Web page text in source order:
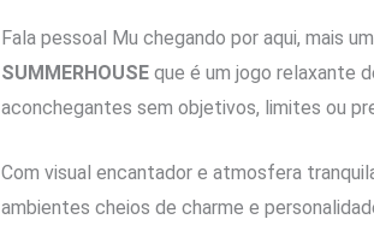
at
s
A
p
p
ce
b
o
o
k
e
gr
a
m
ail py
Li
n
k
ar
e
Fala pessoal Mu chegando por aqui, mais
SUMMERHOUSEque é um jogo relaxante
aconchegantes sem objetivos, limites ou
Com visual encantador e atmosfera
ambientes cheios de charme e